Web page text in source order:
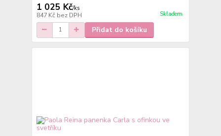
1 025 Kč/ks
847 Kč bez DPH Skladem
Přidat do košíku